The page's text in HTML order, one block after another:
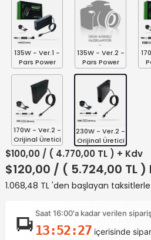
135W - Ver.1 -
Pars Power
135W - Ver.2 -
Pars Power
170W - Ver.2 -
Orijinal Üretici
230W - Ver.2 -
Orijinal Üretici
$100,00 / ( 4.770,00 TL ) + Kdv
$120,00 / ( 5.724,00 TL )
1.068,48 TL 'den başlayan taksitlerle
Saat 16:00'a kadar verilen
13:52:26 içerisinde